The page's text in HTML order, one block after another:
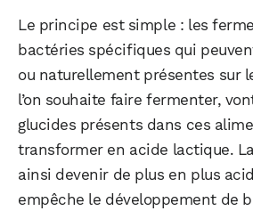
Le principe est simple : les
bactéries spécifiques qui
ou naturellement présentes sur
l’on souhaite faire fermenter,
glucides présents dans ces
transformer en acide lactique.
ainsi devenir de plus en plus
empêche le développement de